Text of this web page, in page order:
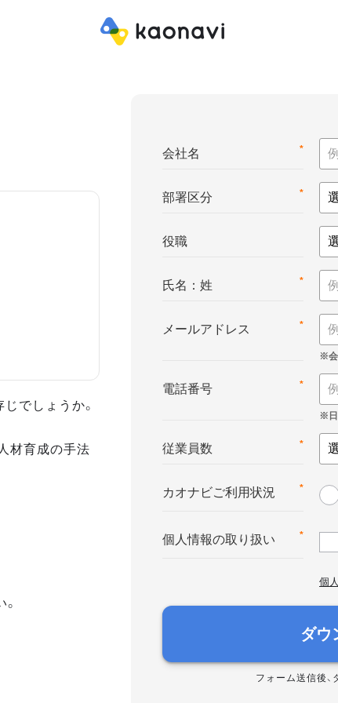
でしょうか。
材育成の手法
*
会社名
*
部署区分
役職
*
氏名：姓
*
メールアドレス
*
電話番号
*
従業員数
*
カオナビご利用状況
*
個人情報の取り扱い
個
ダウ
フォーム送信後